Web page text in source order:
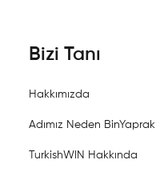
Bizi Tanı
Hakkımızda
Adımız Neden BinYaprak
TurkishWIN Hakkında